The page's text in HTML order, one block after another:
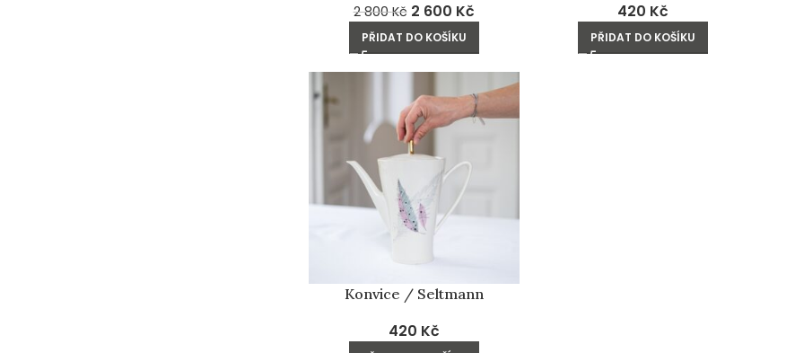
2 800Kč 2 600 Kč
PŘIDAT DO KOŠÍKU
420 Kč
PŘIDAT DO KOŠÍKU
Konvice / Seltmann
420 Kč